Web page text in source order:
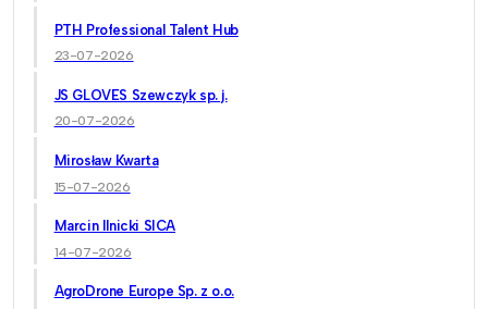
PTH Professional Talent Hub
23-07-2026
JS GLOVES Szewczyk sp. j.
20-07-2026
Mirosław Kwarta
15-07-2026
Marcin Ilnicki SICA
14-07-2026
AgroDrone Europe Sp. z o.o.